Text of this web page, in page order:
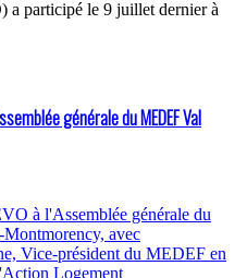
a participé le 9 juillet dernier à
générale du MEDEF Val